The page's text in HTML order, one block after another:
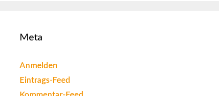
Meta
Anmelden
Eintrags-Feed